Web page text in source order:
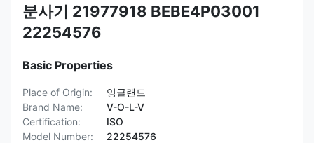
분사기 21977918 BEBE4P03001
22254576
Basic Properties
Place of Origin:
잉글랜드
Brand Name:
V-O-L-V
Certification:
ISO
Model Number:
22254576